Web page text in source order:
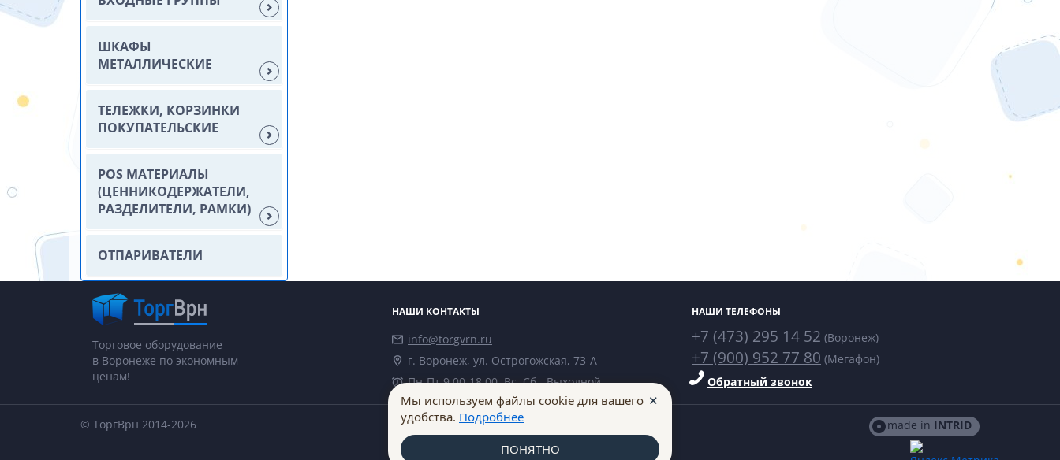
ШКАФЫ
МЕТАЛЛИЧЕСКИЕ
ТЕЛЕЖКИ, КОРЗИНКИ
ПОКУПАТЕЛЬСКИЕ
POS МАТЕРИАЛЫ
(ЦЕННИКОДЕРЖАТЕЛИ,
РАЗДЕЛИТЕЛИ, РАМКИ)
ОТПАРИВАТЕЛИ
Торговое оборудование
в Воронеже по экономным
ценам!
НАШИ КОНТАКТЫ
info@torgvrn.ru
г. Воронеж, ул. Острогожская, 73-А
Пн-Пт 9.00-18.00, Вс, Сб - Выходной
НАШИ ТЕЛЕФОНЫ
+7 (473) 295 14 52 (Воронеж)
+7 (900) 952 77 80 (Мегафон)
Обратный звонок
made in INTRID
© ТоргВрн 2014-2026
Мы используем файлы cookie для вашего
удобства. Подробнее
✕
ПОНЯТНО